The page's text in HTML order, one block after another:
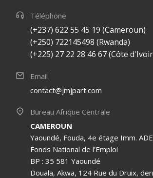
Téléphone
(+237) 622 55 45 19 (Cameroun)
(+250) 722145498 (Rwanda)
(+225) 27 22 28 46 67 (Côte
Email
contact@jmjpart.com
Bureau Afrique Centrale
CAMEROUN
Yaoundé, Fouda, 4e étage Imm.
Fonds National de l’Emploi
BP : 35 581 Yaoundé
Douala, Akwa, 124 Rue du Druix,